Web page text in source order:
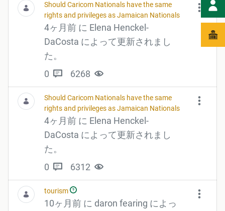
Should Caricom Nationals have the same
rights and privileges as Jamaican Nationals
4ヶ月前 に Elena Henckel-
DaCosta によって更新されまし
た。
0
6268
Should Caricom Nationals have the same
rights and privileges as Jamaican Nationals
4ヶ月前 に Elena Henckel-
DaCosta によって更新されまし
た。
0
6312
tourism
10ヶ月前 に daron fearing によっ